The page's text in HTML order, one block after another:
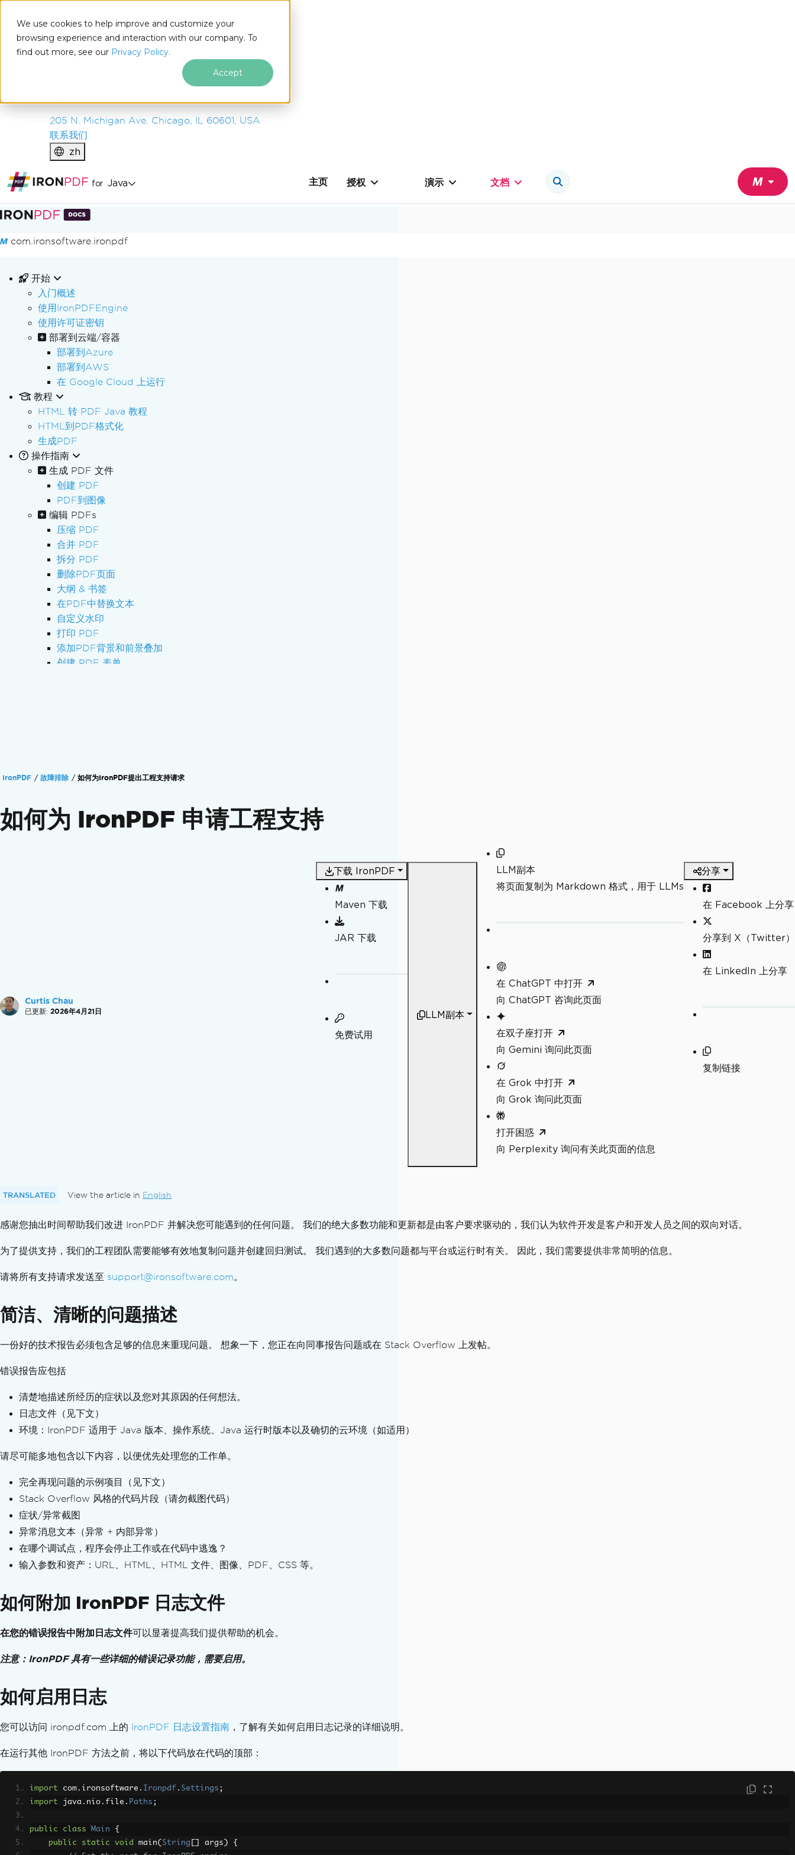
We use cookies to help improve and customize your
browsing experience and interaction with our company. To
find out more, see our Privacy Policy.
Accept
IRONSOFTWARE
产品
企业
205 N. Michigan Ave. Chicago, IL 60601, USA
联系我们
zh
for Java 主页 授权 演示 文档
跳至页脚内容
com.ironsoftware.ironpdf
开始
入门概述
使用IronPDFEngine
使用许可证密钥
部署到云端/容器
部署到Azure
部署到AWS
在 Google Cloud 上运行
教程
HTML 转 PDF Java 教程
HTML到PDF格式化
生成PDF
操作指南
生成 PDF 文件
创建 PDF
PDF到图像
编辑 PDFs
压缩 PDF
合并 PDF
拆分 PDF
删除PDF页面
大纲 & 书签
在PDF中替换文本
自定义水印
打印 PDF
添加PDF背景和前景叠加
创建 PDF 表单
如何为IronPDF提出工程支持请求
AWS Elastic Beanstalk
Java 25 Deprecated Warnings on RHEL
IronPDF 故障排除 如何为IronPDF提出工程支持请求
如何为 IronPDF 申请工程支持
Curtis Chau
已更新: 2026年4月21日
下载 IronPDF
Maven 下载
JAR 下载
免费试用
LLM副本
LLM副本
将页面复制为 Markdown 格式，用于 LLMs
在 ChatGPT 中打开
向 ChatGPT 咨询此页面
在双子座打开
向 Gemini 询问此页面
在 Grok 中打开
向 Grok 询问此页面
打开困惑
向 Perplexity 询问有关此页面的信息
分享
在 Facebook 上分享
分享到 X（Twitter）
在 LinkedIn 上分享
复制链接
TRANSLATED View the article in English
感谢您抽出时间帮助我们改进 IronPDF 并解决您可能遇到的任何问题。 我们的绝大多数功能和更新都是由客户要求驱动的，我们认为软件开发是客户和开发人员之间的双向对话。
为了提供支持，我们的工程团队需要能够有效地复制问题并创建回归测试。 我们遇到的大多数问题都与平台或运行时有关。 因此，我们需要提供非常简明的信息。
请将所有支持请求发送至 support@ironsoftware.com。
简洁、清晰的问题描述
一份好的技术报告必须包含足够的信息来重现问题。 想象一下，您正在向同事报告问题或在 Stack Overflow 上发帖。
错误报告应包括
清楚地描述所经历的症状以及您对其原因的任何想法。
日志文件（见下文）
环境：IronPDF 适用于 Java 版本、操作系统、Java 运行时版本以及确切的云环境（如适用）
请尽可能多地包含以下内容，以便优先处理您的工作单。
完全再现问题的示例项目（见下文）
Stack Overflow 风格的代码片段（请勿截图代码）
症状/异常截图
异常消息文本（异常 + 内部异常）
在哪个调试点，程序会停止工作或在代码中逃逸？
输入参数和资产：URL、HTML、HTML 文件、图像、PDF、CSS 等。
如何附加 IronPDF 日志文件
在您的错误报告中附加日志文件可以显著提高我们提供帮助的机会。
注意：IronPDF 具有一些详细的错误记录功能，需要启用。
如何启用日志
您可以访问 ironpdf.com 上的 IronPDF 日志设置指南 ，了解有关如何启用日志记录的详细说明。
在运行其他 IronPDF 方法之前，将以下代码放在代码的顶部：
import com . ironsoftware . Ironpdf . Settings ;
import java . nio . file . Paths ;
public class Main
{
public
static void main( String args )
{